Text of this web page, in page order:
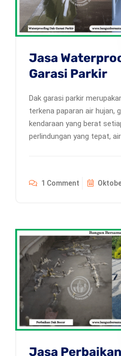
Jasa
Garasi Parkir
Dak garasi parkir
terkena paparan air hujan,
kendaraan yang berat
perlindungan yang tepat,
1 Comment
Jasa